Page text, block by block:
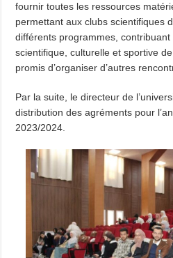
fournir toutes les ressources
permettant aux clubs scientifiques
différents programmes,
scientifique, culturelle et sportive
promis d’organiser d’autres
Par la suite, le directeur de
distribution des agréments pour
2023/2024.